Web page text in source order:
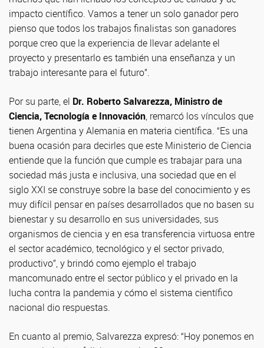
impacto científico. Vamos a tener un solo ganador pero
pienso que todos los trabajos finalistas son ganadores
porque creo que la experiencia de llevar adelante el
proyecto y presentarlo es también una enseñanza y un
trabajo interesante para el futuro”.
Por su parte, el Dr. Roberto Salvarezza, Ministro de
Ciencia, Tecnología e Innovación, remarcó los vínculos que
tienen Argentina y Alemania en materia científica. “Es una
buena ocasión para decirles que este Ministerio de Ciencia
entiende que la función que cumple es trabajar para una
sociedad más justa e inclusiva, una sociedad que en el
siglo XXI se construye sobre la base del conocimiento y es
muy difícil pensar en países desarrollados que no basen su
bienestar y su desarrollo en sus universidades, sus
organismos de ciencia y en esa transferencia virtuosa entre
el sector académico, tecnológico y el sector privado,
productivo”, y brindó como ejemplo el trabajo
mancomunado entre el sector público y el privado en la
lucha contra la pandemia y cómo el sistema científico
nacional dio respuestas.
En cuanto al premio, Salvarezza expresó: “Hoy ponemos en